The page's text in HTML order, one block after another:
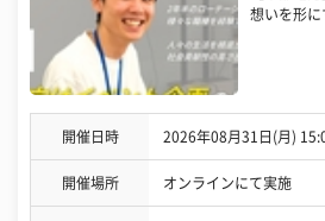
想いを形に
開催日時 2026年08月31日(月)
開催場所 オンラインにて実施